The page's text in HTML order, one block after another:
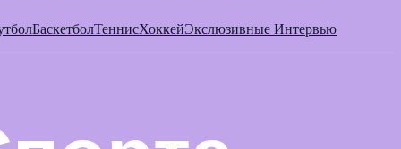
БаскетболТеннисХоккейЭкслюзивные Интервью